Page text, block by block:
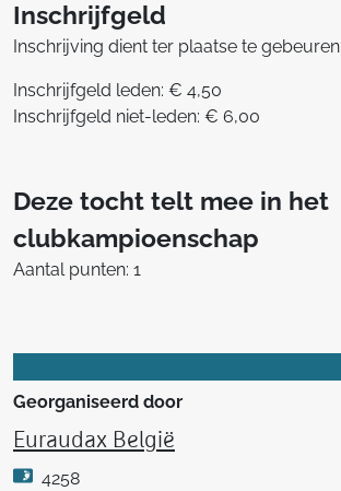
Inschrijfgeld
Inschrijving dient ter plaatse te gebeuren
Inschrijfgeld leden: € 4,50
Inschrijfgeld niet-leden: € 6,00
Deze tocht telt mee in het
clubkampioenschap
Aantal punten: 1
Georganiseerd door
Euraudax België
4258